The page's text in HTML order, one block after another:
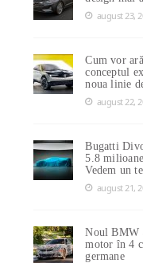
august 23,
Cum vor
conceptul
noua linie
august 22,
Bugatti
5.8
Vedem un
august 21,
Noul BMW
motor în 4
germane